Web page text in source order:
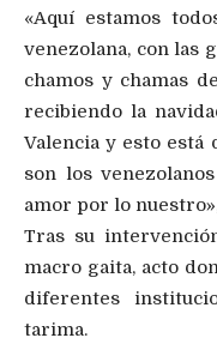
«Aquí estamos
venezolana, con las
chamos y chamas
recibiendo la
Valencia y esto está
son los
amor por lo
Tras su
macro gaita, acto
diferentes
tarima.